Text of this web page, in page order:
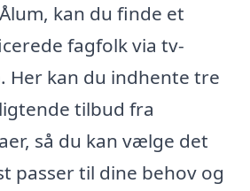
kan du finde et
fagfolk via tv-
Her kan du indhente tre
tilbud fra
så du kan vælge det
passer til dine behov og